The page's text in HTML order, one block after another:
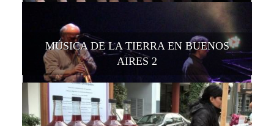
MÚSICA DE LA TIERRA EN BUENOS
AIRES 2